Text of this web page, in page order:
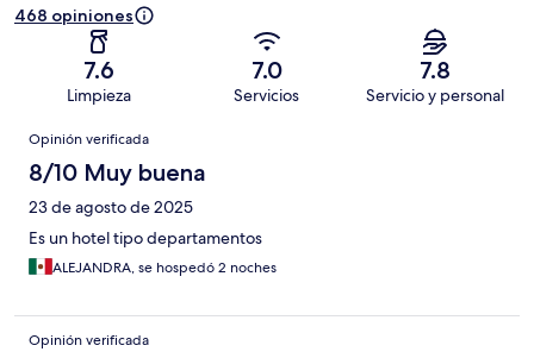
468 opiniones
7.6
Limpieza
7.0
Servicios
7.8
Servicio y personal
Opiniones
Opinión verificada
8/10 Muy buena
23 de agosto de 2025
Es un hotel tipo departamentos
ALEJANDRA, se hospedó 2 noches
Opinión verificada